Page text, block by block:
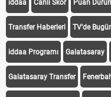
iddaa Canlı Skor Puan
Transfer Haberleri TV'de
iddaa Programı Galatasaray
Galatasaray Transfer